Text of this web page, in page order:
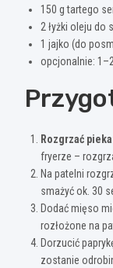
150 g tartego
2 łyżki oleju do
1 jajko (do
opcjonalnie:
Rozgrzać
fryerze –
Na patelni
smażyć ok. 30
Dodać mięso
rozłożone na
Dorzucić
zostanie